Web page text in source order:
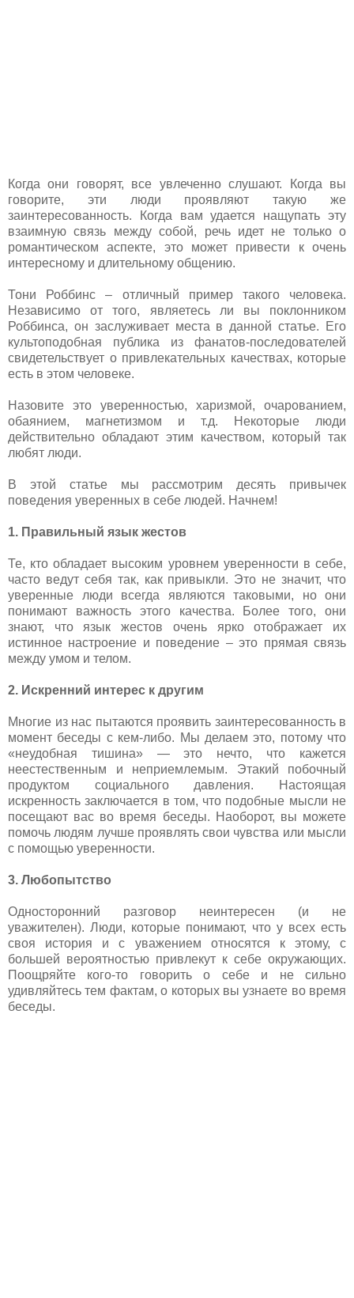
Когда они говорят, все увлеченно слушают. Когда вы
говорите, эти люди проявляют такую же
заинтересованность. Когда вам удается нащупать эту
взаимную связь между собой, речь идет не только о
романтическом аспекте, это может привести к очень
интересному и длительному общению.
Тони Роббинс – отличный пример такого человека.
Независимо от того, являетесь ли вы поклонником
Роббинса, он заслуживает места в данной статье. Его
культоподобная публика из фанатов-последователей
свидетельствует о привлекательных качествах, которые
есть в этом человеке.
Назовите это уверенностью, харизмой, очарованием,
обаянием, магнетизмом и т.д. Некоторые люди
действительно обладают этим качеством, который так
любят люди.
В этой статье мы рассмотрим десять привычек
поведения уверенных в себе людей. Начнем!
1. Правильный язык жестов
Те, кто обладает высоким уровнем уверенности в себе,
часто ведут себя так, как привыкли. Это не значит, что
уверенные люди всегда являются таковыми, но они
понимают важность этого качества. Более того, они
знают, что язык жестов очень ярко отображает их
истинное настроение и поведение – это прямая связь
между умом и телом.
2. Искренний интерес к другим
Многие из нас пытаются проявить заинтересованность в
момент беседы с кем-либо. Мы делаем это, потому что
«неудобная тишина» — это нечто, что кажется
неестественным и неприемлемым. Этакий побочный
продуктом социального давления. Настоящая
искренность заключается в том, что подобные мысли не
посещают вас во время беседы. Наоборот, вы можете
помочь людям лучше проявлять свои чувства или мысли
с помощью уверенности.
3. Любопытство
Односторонний разговор неинтересен (и не
уважителен). Люди, которые понимают, что у всех есть
своя история и с уважением относятся к этому, с
большей вероятностью привлекут к себе окружающих.
Поощряйте кого-то говорить о себе и не сильно
удивляйтесь тем фактам, о которых вы узнаете во время
беседы.